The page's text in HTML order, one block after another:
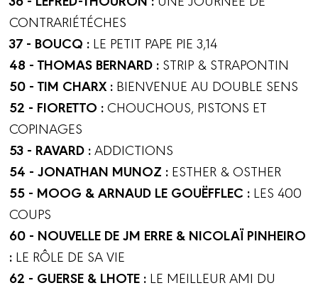
CONTRARIÉTÉCHES
37 - BOUCQ : LE PETIT PAPE PIE 3,14
48 - THOMAS BERNARD : STRIP & STRAPONTIN
50 - TIM CHARX : BIENVENUE AU DOUBLE SENS
52 - FIORETTO :CHOUCHOUS, PISTONS ET
COPINAGES
53 - RAVARD :ADDICTIONS
54 - JONATHAN MUNOZ : ESTHER & OSTHER
55 - MOOG & ARNAUD LE GOUËFFLEC : LES 400
COUPS
60 - NOUVELLE DE JM ERRE & NICOLAÏ PINHEIRO
: LE RÔLE DE SA VIE
62 - GUERSE & LHOTE : LE MEILLEUR AMI DU